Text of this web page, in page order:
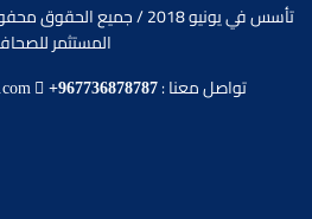
تأسس في يونيو 2018 / جميع
المستثمر
تواصل معنا : +967736878787